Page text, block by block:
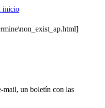
inicio
mail, un boletín con las